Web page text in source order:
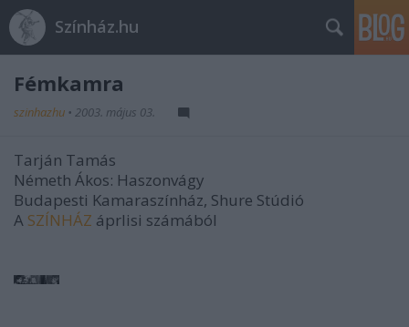
Színház.hu
Fémkamra
szinhazhu • 2003. május 03.
Tarján Tamás
Németh Ákos: Haszonvágy
Budapesti Kamaraszínház, Shure Stúdió
A SZÍNHÁZ áprlisi számából